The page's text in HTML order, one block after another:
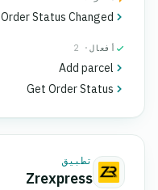
Order Status Changed
أفعال · 2
Add parcel
Get Order Status
تطبيق
Zrexpress